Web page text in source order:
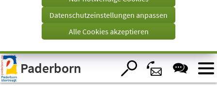
Visuelle
Assistenzsoftware
öffnen.
Tab)
Datenschutzeinstellungen anpassen
Alle Cookies akzeptieren
Paderborn